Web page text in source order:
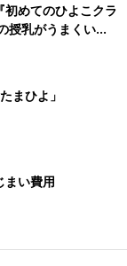
の遊びは不可欠な
さい。風邪や
のが私の意見で
が一緒に住む家
予防を行うこと
のに限定して
めてのひよこクラ
授乳がうまくい
トラブル 解決テ
まひよ」
まい費用